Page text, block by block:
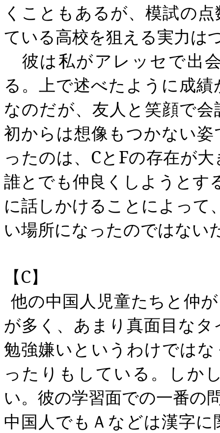
くこともあるが、模試の
ている高校を狙える実力は
彼は私がアレッセで出
る。上で述べたように成
なのだが、友人と笑顔で
初からは想像もつかない
ったのは、 Cと Fの存在が
誰とでも仲良くしようとす
に話しかけることによって
い場所になったのではない
【C】
他の中国人児童たちと仲
が多く、あまり真面目な
勉強嫌いというわけでは
ったりもしている。しか
い。彼の学習面での一番の
中国人でもＡなどは漢字